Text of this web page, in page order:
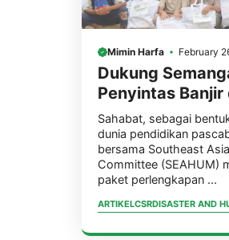
Mimin Harfa February
Dukung
Penyintas Banjir
LAZ Harfa
Distribusi
Sahabat, sebagai
dunia pendidikan
bersama Southeast
Committee (SEAHUM)
paket perlengkapan ...
ARTIKELCSRDISASTER AND